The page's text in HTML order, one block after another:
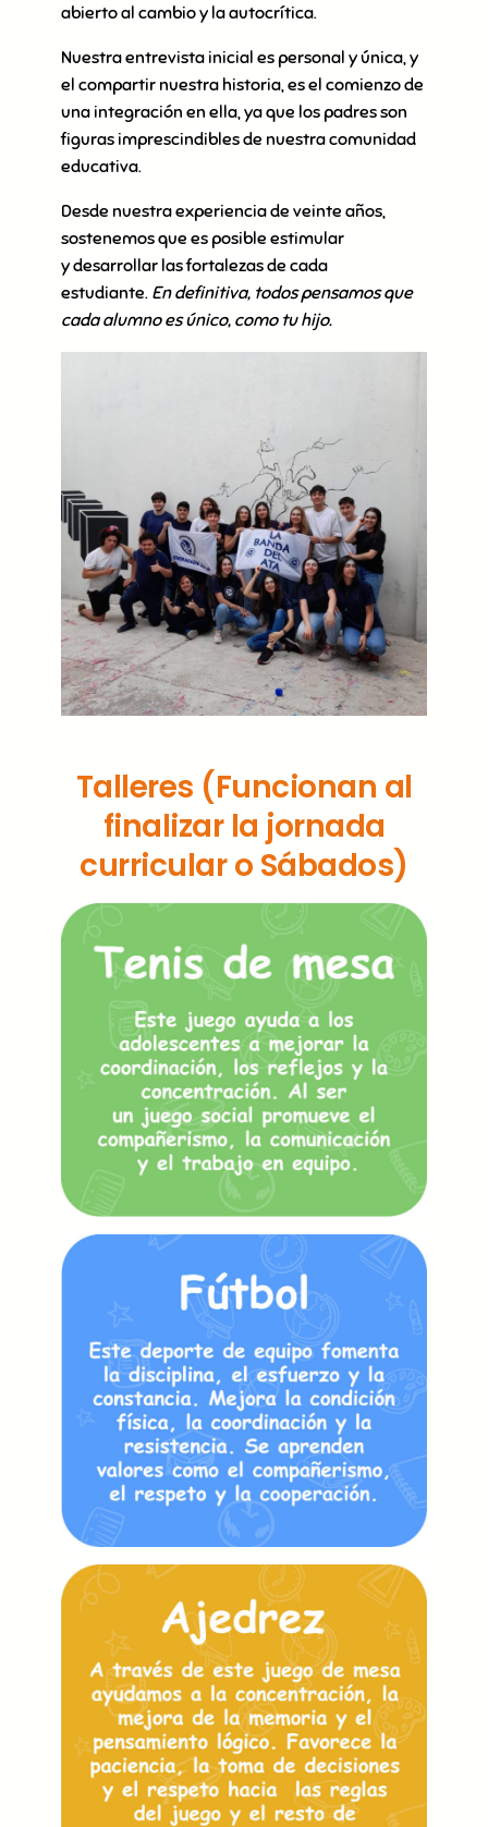
abierto al cambio y la autocrítica.
Nuestra entrevista inicial es personal y única, y
el compartir nuestra historia, es el comienzo de
una integración en ella, ya que los padres son
figuras imprescindibles de nuestra comunidad
educativa.
Desde nuestra experiencia de veinte años,
sostenemos que es posible estimular
y desarrollar las fortalezas de cada
estudiante. En definitiva, todos pensamos que
cada alumno es único, como tu hijo.
Talleres (Funcionan al
finalizar la jornada
curricular o Sábados)